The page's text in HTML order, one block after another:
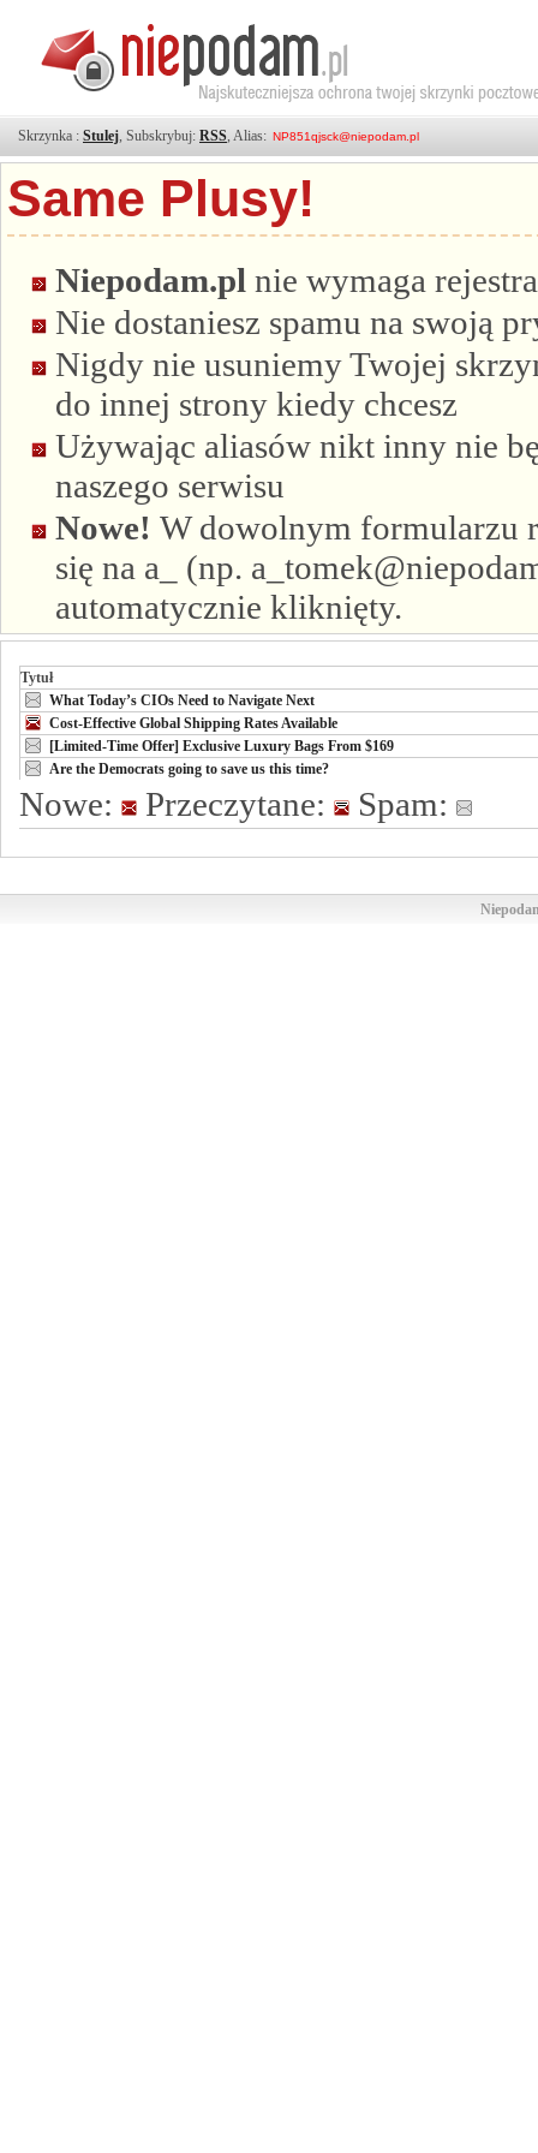
Skrzynka : Stulej, Subskrybuj: RSS, Alias:
Same Plusy!
Niepodam.pl nie wymaga
Nie dostaniesz spamu na swoją
Nigdy nie usuniemy Twojej
do innej strony kiedy chcesz
Używając aliasów nikt inny nie
naszego serwisu
Nowe! W dowolnym formularzu
się na a_ (np.
automatycznie kliknięty.
Tytuł
What Today’s CIOs Need to Navigate Next
Cost-Effective Global Shipping Rates Available
[Limited-Time Offer] Exclusive Luxury Bags From $169
Are the Democrats going to save us this time?
Nowe: Przeczytane: Spam: